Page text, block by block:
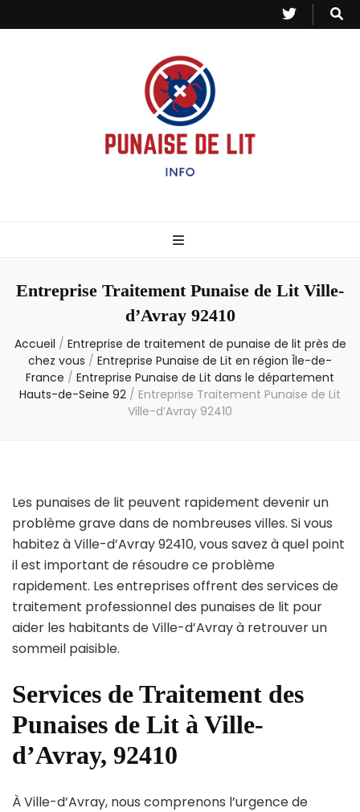
– Info
Entreprise Traitement Punaise de Lit Ville-
d’Avray 92410
Accueil / Entreprise de traitement de punaise de lit près de
chez vous / Entreprise Punaise de Lit en région Île-de-
France / Entreprise Punaise de Lit dans le département
Hauts-de-Seine 92 / Entreprise Traitement Punaise de Lit
Ville-d’Avray 92410
Les punaises de lit peuvent rapidement devenir un
problème grave dans de nombreuses villes. Si vous
habitez à Ville-d’Avray 92410, vous savez à quel point
il est important de résoudre ce problème
rapidement. Les entreprises offrent des services de
traitement professionnel des punaises de lit pour
aider les habitants de Ville-d’Avray à retrouver un
sommeil paisible.
Services de Traitement des
Punaises de Lit à Ville-
d’Avray, 92410
À Ville-d’Avray, nous comprenons l’urgence de